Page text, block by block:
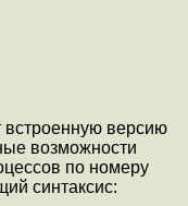
встроенную версию
возможности
по номеру
синтаксис: